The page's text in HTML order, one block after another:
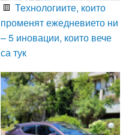
Технологиите, които
променят ежедневието ни
– 5 иновации, които вече
са тук